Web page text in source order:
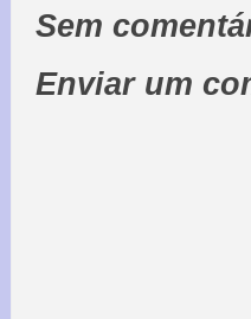
Sem
Enviar um